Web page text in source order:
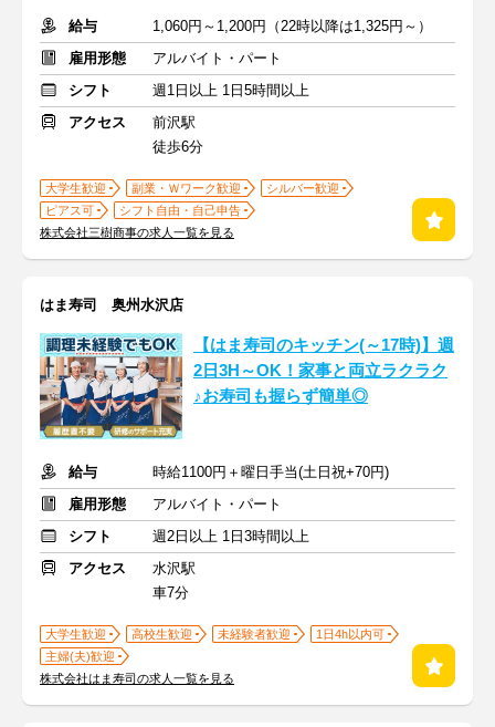
給与
1,060円～1,200円（22時以降は1,325円～）
雇用形態
アルバイト・パート
シフト
週1日以上 1日5時間以上
アクセス
前沢駅
徒歩6分
大学生歓迎 副業・Ｗワーク歓迎
シルバー歓迎
ピアス可
シフト自由・自己申告
株式会社三樹商事の求人一覧を見る
はま寿司 奥州水沢店
【はま寿司のキッチン(～17時)】週
2日3H～OK！家事と両立ラクラク
♪お寿司も握らず簡単◎
給与
時給1100円＋曜日手当(土日祝+70円)
雇用形態
アルバイト・パート
シフト
週2日以上 1日3時間以上
アクセス
水沢駅
車7分
大学生歓迎 高校生歓迎 未経験者歓迎
1日4h以内可
主婦(夫)歓迎
株式会社はま寿司の求人一覧を見る